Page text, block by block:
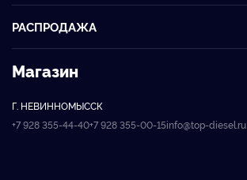
РАСПРОДАЖА
Магазин
Г. НЕВИННОМЫССК
+7 928 355-44-40+7 928 355-00-15info@top-diesel.ru